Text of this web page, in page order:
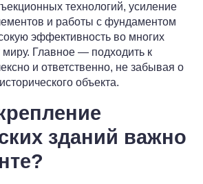
технологий, усиление
и работы с фундаментом
эффективность во многих
миру. Главное — подходить к
и ответственно, не забывая о
объекта.
зданий важно